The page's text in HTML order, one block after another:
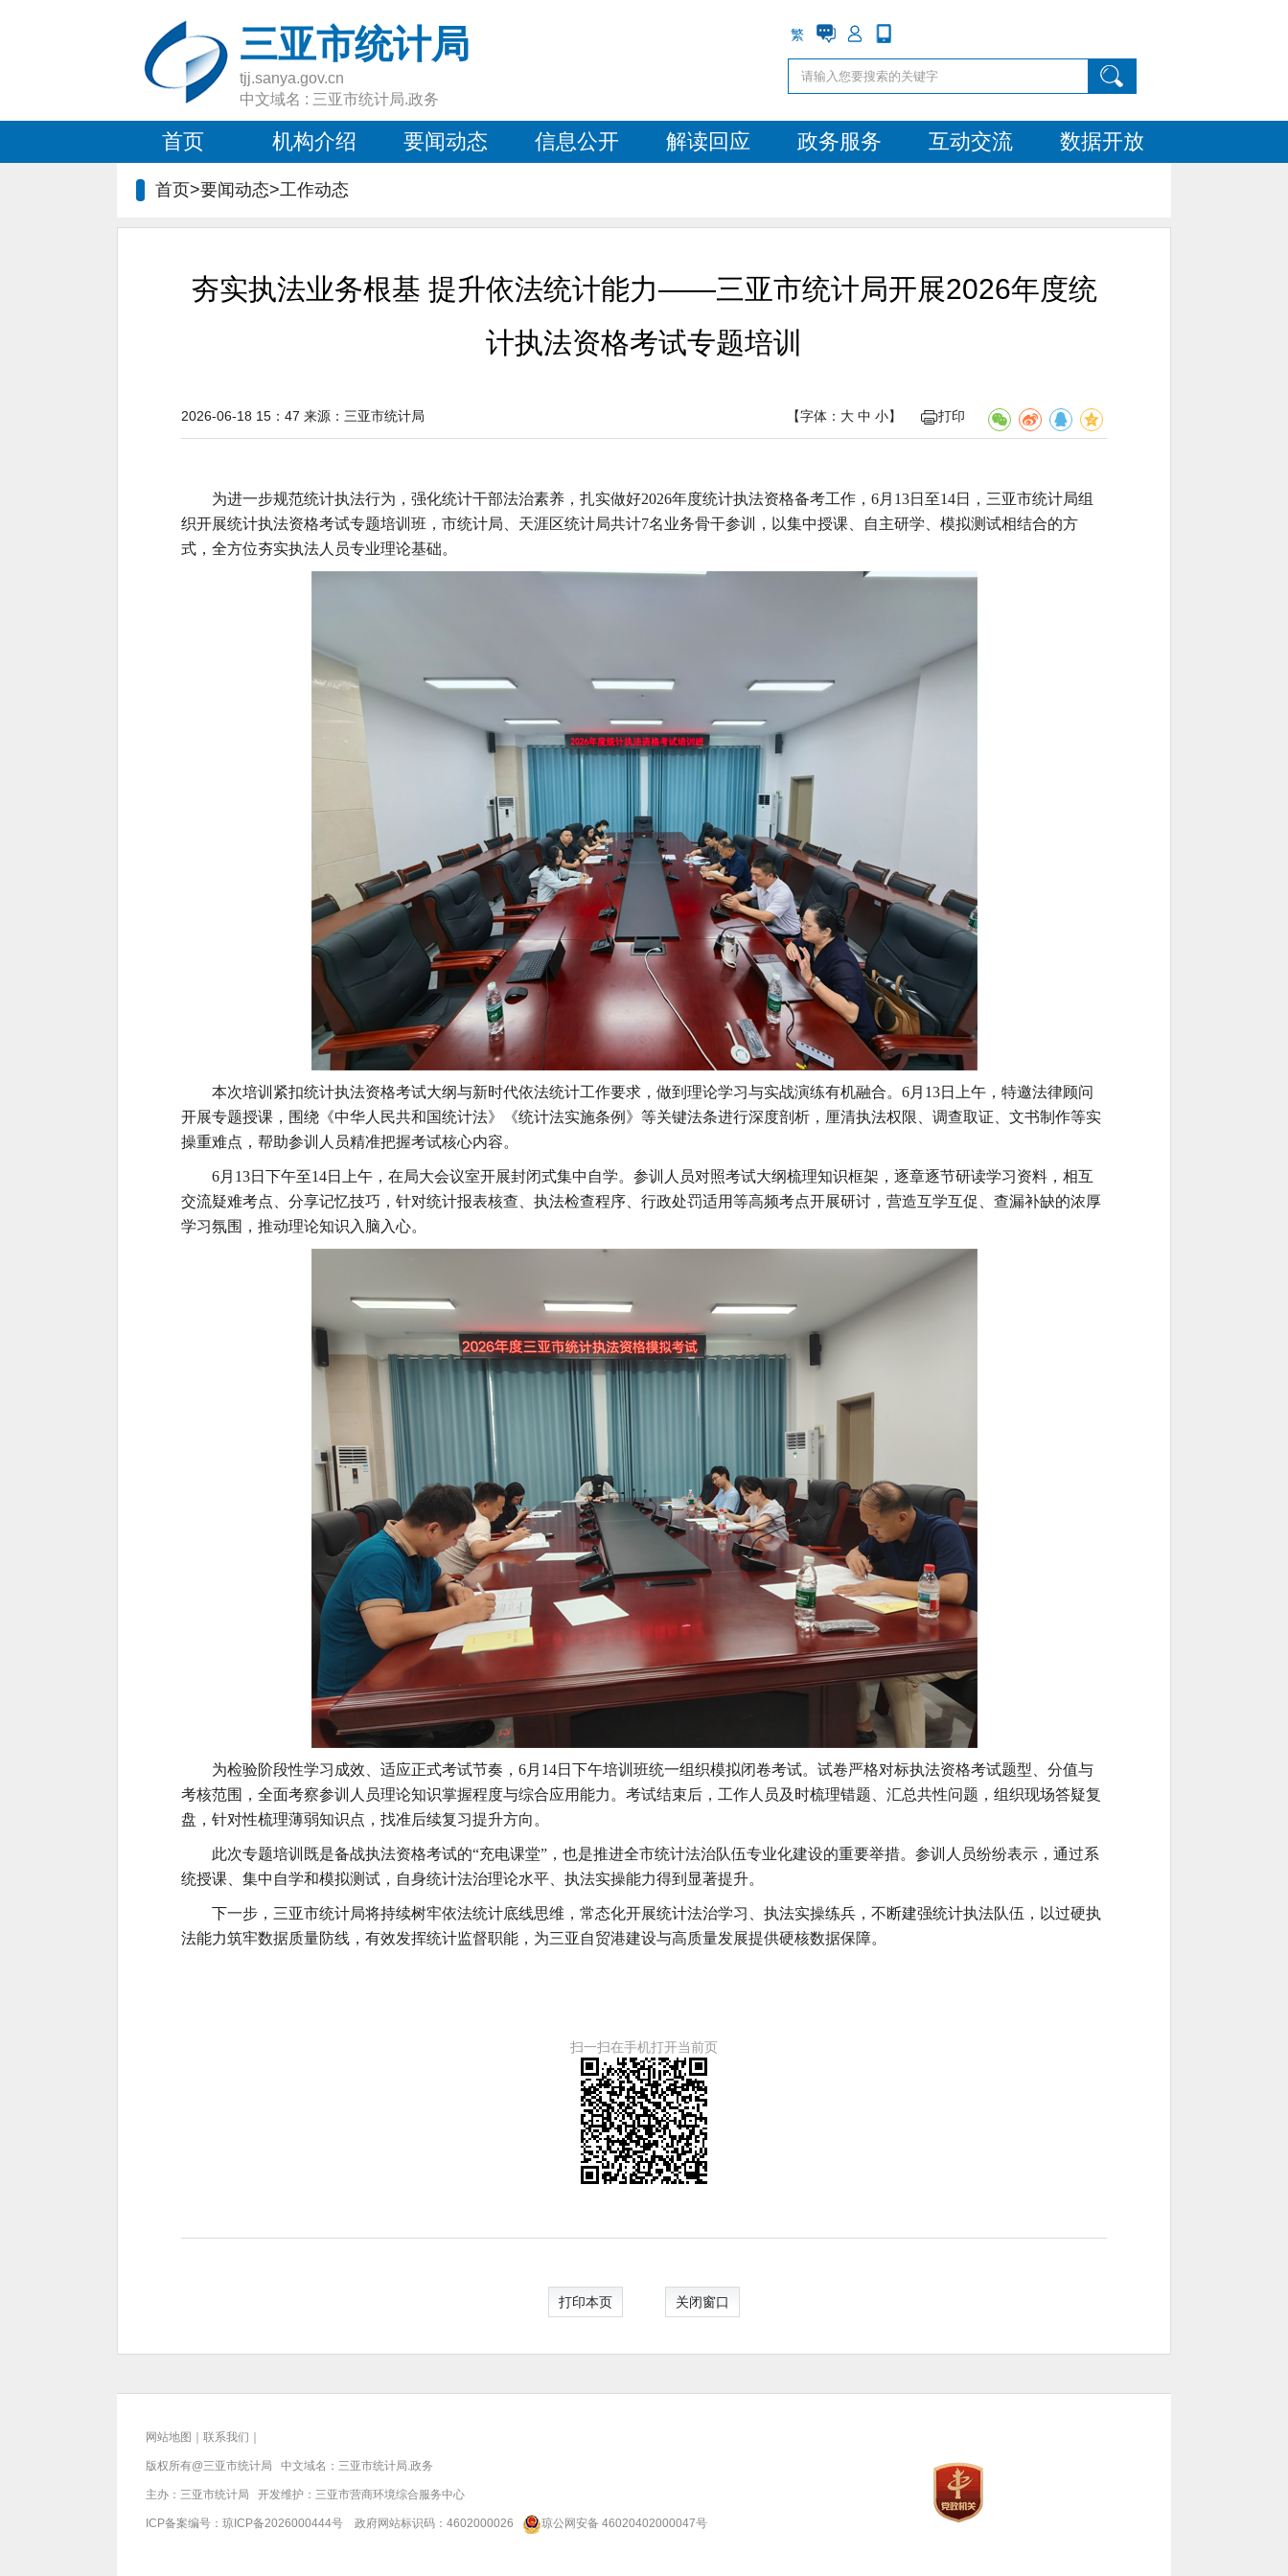
三亚市统计局
tjj.sanya.gov.cn
中文域名 : 三亚市统计局.政务
繁
首页 机构介绍 要闻动态 信息公开 解读回应 政务服务 互动交流 数据开放
首页>要闻动态>工作动态
夯实执法业务根基 提升依法统计能力——三亚市统计局开展2026年度统
计执法资格考试专题培训
【字体： 大 中 小】 打印
2026-06-18 15：47 来源： 三亚市统计局
为进一步规范统计执法行为，强化统计干部法治素养，扎实做好2026年度统计执法资格备考工作，6月13日至14日，三亚市统计局组
织开展统计执法资格考试专题培训班，市统计局、天涯区统计局共计7名业务骨干参训，以集中授课、自主研学、模拟测试相结合的方
式，全方位夯实执法人员专业理论基础。
本次培训紧扣统计执法资格考试大纲与新时代依法统计工作要求，做到理论学习与实战演练有机融合。 6月13日上午，特邀法律顾问
开展专题授课，围绕《中华人民共和国统计法》《统计法实施条例》等关键法条进行深度剖析，厘清执法权限、调查取证、文书制作等实
操重难点，帮助参训人员精准把握考试核心内容。
6月13日下午至14日上午，在局大会议室开展封闭式集中自学。参训人员对照考试大纲梳理知识框架，逐章逐节研读学习资料，相互
交流疑难考点、分享记忆技巧，针对统计报表核查、执法检查程序、行政处罚适用等高频考点开展研讨，营造互学互促、查漏补缺的浓厚
学习氛围，推动理论知识入脑入心。
为检验阶段性学习成效、适应正式考试节奏， 6月14日下午培训班统一组织模拟闭卷考试。试卷严格对标执法资格考试题型、分值与
考核范围，全面考察参训人员理论知识掌握程度与综合应用能力。考试结束后，工作人员及时梳理错题、汇总共性问题，组织现场答疑复
盘，针对性梳理薄弱知识点，找准后续复习提升方向。
此次专题培训既是备战执法资格考试的“充电课堂”，也是推进全市统计法治队伍专业化建设的重要举措。参训人员纷纷表示，通过系
统授课、集中自学和模拟测试，自身统计法治理论水平、执法实操能力得到显著提升。
下一步，三亚市统计局将持续树牢依法统计底线思维，常态化开展统计法治学习、执法实操练兵，不断建强统计执法队伍，以过硬执
法能力筑牢数据质量防线， 有效发挥统计监督职能，为三亚 自贸港建设与高质量发展提供硬核数据保障。
扫一扫在手机打开当前页
打印本页 关闭窗口
网站地图 联系我们
版权所有@三亚市统计局 中文域名：三亚市统计局.政务
主办：三亚市统计局 开发维护：三亚市营商环境综合服务中心
ICP备案编号： 琼ICP备2026000444号 政府网站标识码： 4602000026 琼公网安备 46020402000047号